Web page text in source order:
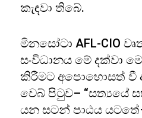
කැඳවා තිබේ.
මිනසෝටා AFL-CIO
සංවිධානය මේ දක්වා
කිරීමට අපොහොසත් වී
වෙබ් පිටුව– “සත්‍යයේ
යන සටන් පාඨය